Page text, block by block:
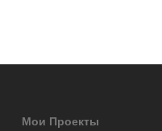
Мои Проекты